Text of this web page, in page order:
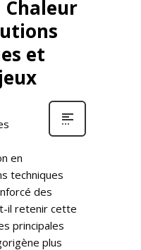
Chaleur
et
en
techniques
des
il retenir cette
principales
plus